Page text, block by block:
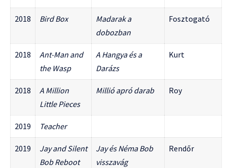
2018 Bird Box
Madarak a
dobozban
Fosztogató
2018
Ant-Man and
the Wasp
A Hangya és a
Darázs
Kurt
2018
A Million
Little Pieces
Millió apró darab Roy
2019 Teacher
2019
Jay and Silent
Bob Reboot
Jay és Néma Bob
visszavág
Rendőr